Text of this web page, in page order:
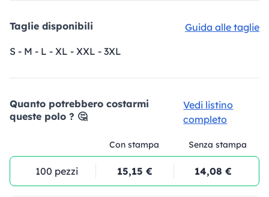
Taglie disponibili
Guida alle taglie
S - M - L - XL - XXL - 3XL
Quanto potrebbero costarmi
queste polo ? 🤔
Vedi listino
completo
Con stampa Senza stampa
100 pezzi 15,15 € 14,08 €